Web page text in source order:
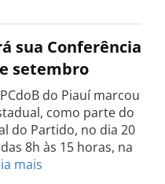
do
PCdoB
Rio
do
Sul
dia
sua Conferência
setembro
do Piauí marcou
como parte do
do Partido, no dia 20
8h às 15 horas, na
mais